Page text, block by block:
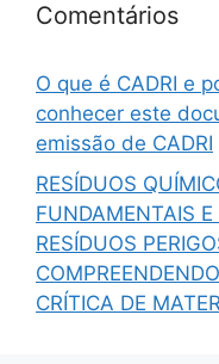
Comentários
O que é CADRI e
conhecer este
emissão de CADRI
RESÍDUOS
FUNDAMENTAIS
RESÍDUOS
CRÍTICA DE